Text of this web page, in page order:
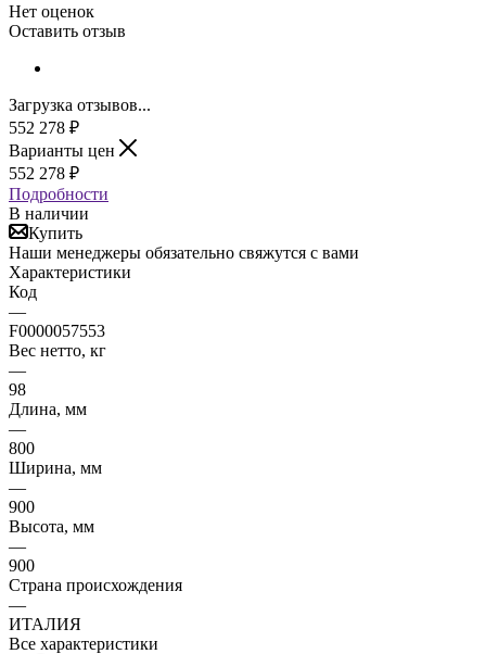
Нет оценок
Оставить отзыв
Загрузка отзывов...
552 278 ₽
Варианты цен
552 278 ₽
Подробности
В наличии
Купить
Наши менеджеры обязательно свяжутся с вами
Характеристики
Код
—
F0000057553
Вес нетто, кг
—
98
Длина, мм
—
800
Ширина, мм
—
900
Высота, мм
—
900
Страна происхождения
—
ИТАЛИЯ
Все характеристики